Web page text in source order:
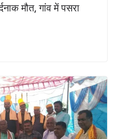
मौत, गांव में पसरा